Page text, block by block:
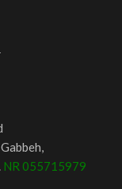
NR 055715979